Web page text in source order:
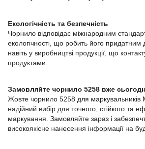
Екологічність та безпечність
Чорнило відповідає міжнародним
екологічності, що робить його придатним
навіть у виробництві продукції, що
продуктами.
Замовляйте чорнило 5258 вже
Жовте чорнило 5258 для маркувальників
надійний вибір для точного, стійкого та
маркування. Замовляйте зараз і
високоякісне нанесення інформації на